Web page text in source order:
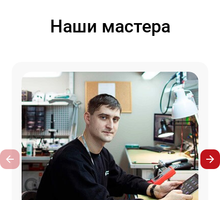
Наши мастера